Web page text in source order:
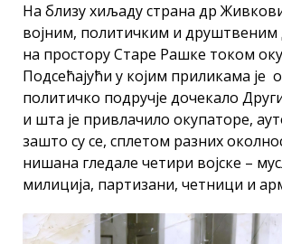
На близу хиљаду страна др
војним, политичким и
на простору Старе Рашке током
Подсећајући у којим приликама је
политичко подручје дочекало
и шта је привлачило окупаторe,
зашто су се, сплетом разних
нишана гледале четири војске –
милиција, партизани, четници и